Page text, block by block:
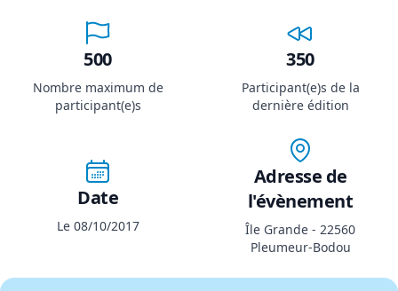
500
Nombre maximum de
participant(e)s
350
Participant(e)s de la
dernière édition
Date
Le 08/10/2017
Adresse de
l'évènement
Île Grande - 22560
Pleumeur-Bodou